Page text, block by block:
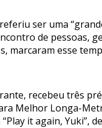
ser uma
de pessoas,
marcaram esse
recebeu três
Melhor Longa-
it again, Yuki”,